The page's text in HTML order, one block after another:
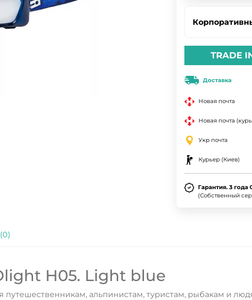
TRADE
Доставка
Новая почта
Новая почта
Укр почта
Курьер (Киев)
Гарантия. 3 года
(Собственный
H05. Light blue
альпинистам, туристам, рыбакам и